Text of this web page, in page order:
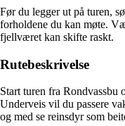
Før du legger ut på turen,
forholdene du kan møte.
fjellværet kan skifte raskt.
Rutebeskrivelse
Start turen fra Rondvassbu
Underveis vil du passere
og med se reinsdyr som